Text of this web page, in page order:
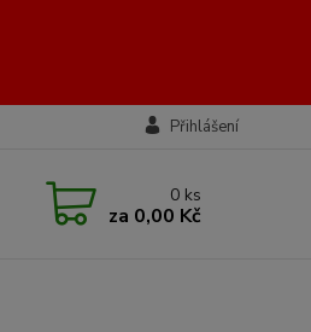
Přihlášení
0 ks
za 0,00 Kč